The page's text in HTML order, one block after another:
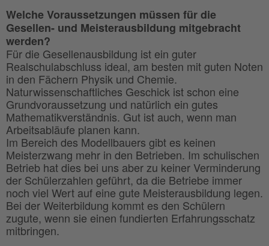
Welche Voraussetzungen müssen für die
Gesellen- und Meisterausbildung mitgebracht
werden?
Für die Gesellenausbildung ist ein guter
Realschulabschluss ideal, am besten mit guten Noten
in den Fächern Physik und Chemie.
Naturwissenschaftliches Geschick ist schon eine
Grundvoraussetzung und natürlich ein gutes
Mathematikverständnis. Gut ist auch, wenn man
Arbeitsabläufe planen kann.
Im Bereich des Modellbauers gibt es keinen
Meisterzwang mehr in den Betrieben. Im schulischen
Betrieb hat dies bei uns aber zu keiner Verminderung
der Schülerzahlen geführt, da die Betriebe immer
noch viel Wert auf eine gute Meisterausbildung legen.
Bei der Weiterbildung kommt es den Schülern
zugute, wenn sie einen fundierten Erfahrungsschatz
mitbringen.